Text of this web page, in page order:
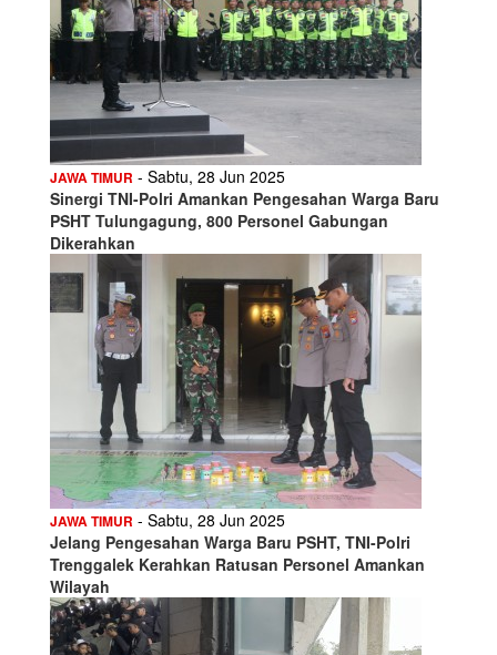
JAWA TIMUR - Sabtu, 28 Jun 2025
Sinergi TNI-Polri Amankan Pengesahan Warga Baru
PSHT Tulungagung, 800 Personel Gabungan
Dikerahkan
JAWA TIMUR - Sabtu, 28 Jun 2025
Jelang Pengesahan Warga Baru PSHT, TNI-Polri
Trenggalek Kerahkan Ratusan Personel Amankan
Wilayah